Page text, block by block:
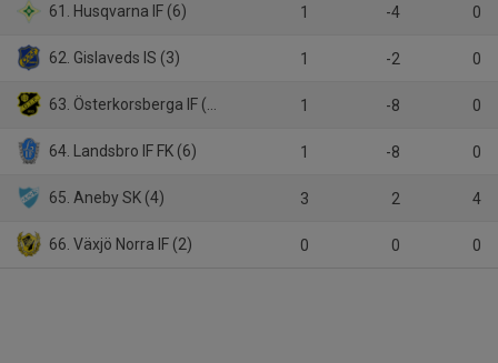
61. Husqvarna IF (6) 1 -4 0
62. Gislaveds IS (3) 1 -2 0
63. Österkorsberga IF (6) 1 -8 0
64. Landsbro IF FK (6) 1 -8 0
65. Aneby SK (4) 3 2 4
66. Växjö Norra IF (2) 0 0 0